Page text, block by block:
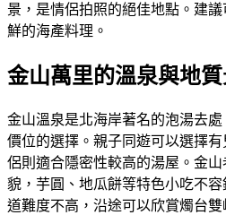
景，是情侶拍照的絕佳地點。建
鮮的海產料理。
金山萬里的溫泉與地
金山溫泉是北海岸著名的泡湯去
價位的選擇。親子同遊可以選擇
侶則適合隱密性較高的湯屋。金
貌，芋圓、地瓜餅等特色小吃不
道難度不高，沿途可以欣賞燭台